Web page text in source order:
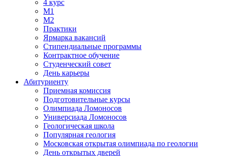
4 курс
М1
М2
Практики
Ярмарка вакансий
Стипендиальные программы
Контрактное обучение
Студенческий совет
День карьеры
Абитуриенту
Приемная комиссия
Подготовительные курсы
Олимпиада Ломоносов
Универсиада Ломоносов
Геологическая школа
Популярная геология
Московская открытая олимпиада по геологии
День открытых дверей